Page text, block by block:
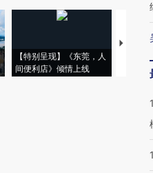
【特别呈现】《东莞，人
间便利店》倾情上线
【推广